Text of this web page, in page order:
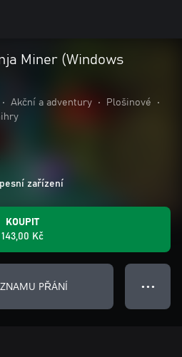
Miner (Windows
• Akční a adventury • Plošinové
•
zařízení
KOUPIT
143,00 Kč
PŘÁNÍ ● ● ●